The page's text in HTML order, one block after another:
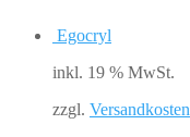
Egocryl
inkl. 19 % MwSt.
zzgl. Versandkosten